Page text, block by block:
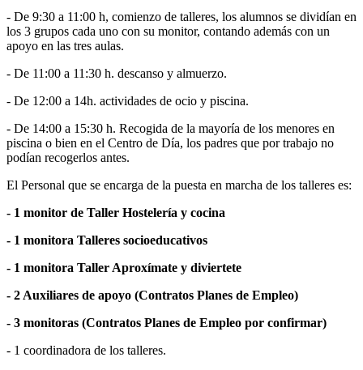
- De 9:30 a 11:00 h, comienzo de talleres, los alumnos se dividían en
los 3 grupos cada uno con su monitor, contando además con un
apoyo en las tres aulas.
- De 11:00 a 11:30 h. descanso y almuerzo.
- De 12:00 a 14h. actividades de ocio y piscina.
- De 14:00 a 15:30 h. Recogida de la mayoría de los menores en
piscina o bien en el Centro de Día, los padres que por trabajo no
podían recogerlos antes.
El Personal que se encarga de la puesta en marcha de los talleres es:
- 1 monitor de Taller Hostelería y cocina
- 1 monitora Talleres socioeducativos
- 1 monitora Taller Aproxímate y diviertete
- 2 Auxiliares de apoyo (Contratos Planes de Empleo)
- 3 monitoras (Contratos Planes de Empleo por confirmar)
- 1 coordinadora de los talleres.